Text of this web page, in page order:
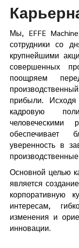
Мы, EFFE
сотрудники со
крупнейшими
совершенных
поощряем
прибыли.
кадровую
обеспечивает
уверенность в
Основной целью
является
корпоративную
интересам,
изменения и
инновации.